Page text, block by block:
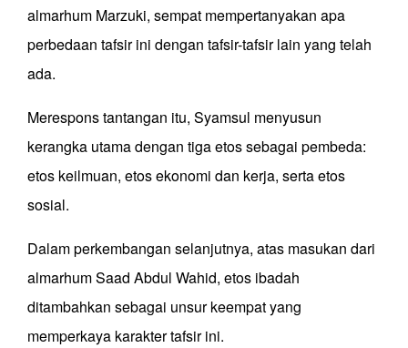
almarhum Marzuki, sempat mempertanyakan apa
perbedaan tafsir ini dengan tafsir-tafsir lain yang telah
ada.
Merespons tantangan itu, Syamsul menyusun
kerangka utama dengan tiga etos sebagai pembeda:
etos keilmuan, etos ekonomi dan kerja, serta etos
sosial.
Dalam perkembangan selanjutnya, atas masukan dari
almarhum Saad Abdul Wahid, etos ibadah
ditambahkan sebagai unsur keempat yang
memperkaya karakter tafsir ini.